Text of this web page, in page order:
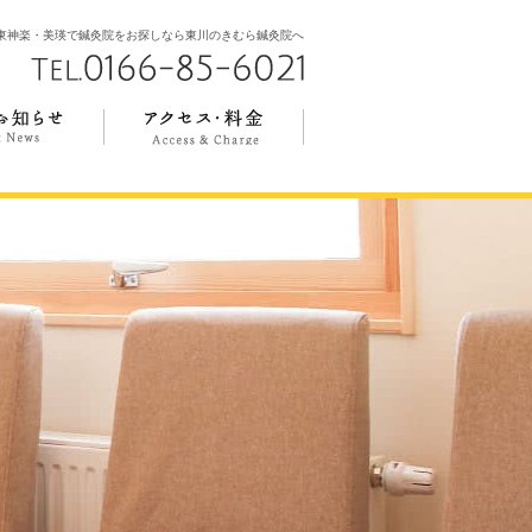
神楽・美瑛で鍼灸院をお探しなら東川のきむら鍼灸院へ